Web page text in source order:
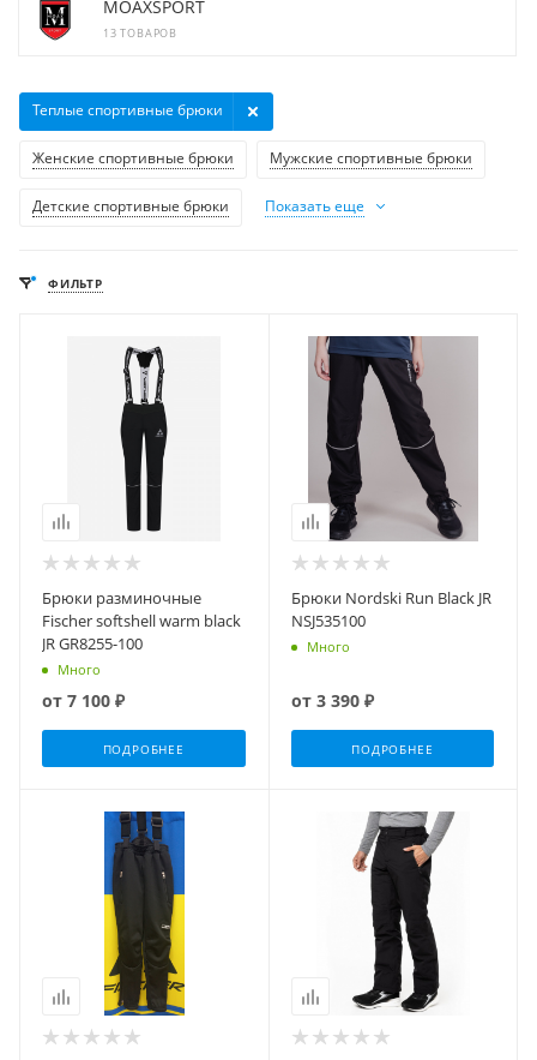
MOAXSPORT
13 ТОВАРОВ
Женские спортивные брюки Мужские спортивные брюки
Детские спортивные брюки
Теплые спортивные брюки
Показать еще
ФИЛЬТР
Брюки разминочные
Fischer softshell warm black
JR GR8255-100
Много
от 7 100 ₽
ПОДРОБНЕЕ
Брюки Nordski Run Black JR
NSJ535100
Много
от 3 390 ₽
ПОДРОБНЕЕ